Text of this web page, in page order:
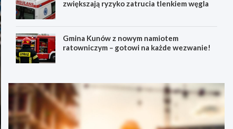
zwiększają ryzyko zatrucia tlenkiem węgla
Gmina Kunów z nowym namiotem
ratowniczym – gotowi na każde wezwanie!